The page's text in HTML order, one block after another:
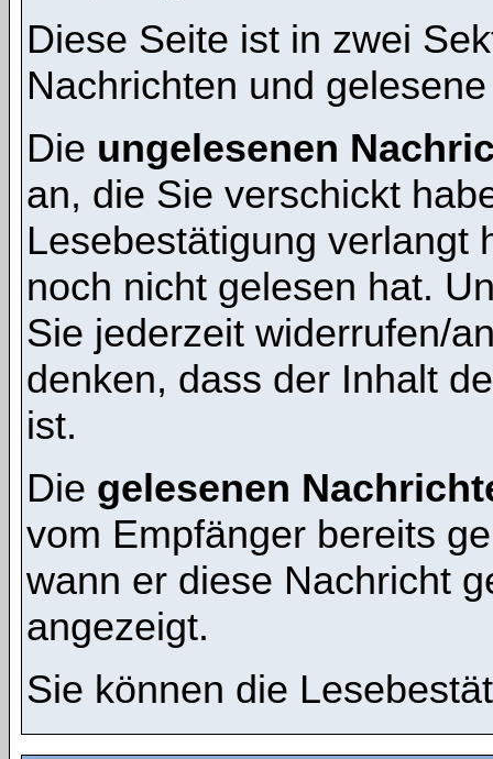
Diese Seite ist in zwei
Nachrichten und
Die ungelesenen
an, die Sie verschickt
Lesebestätigung verlangt
noch nicht gelesen hat.
Sie jederzeit widerrufen/
denken, dass der Inhalt
ist.
Die gelesenen
vom Empfänger bereits
wann er diese Nachricht
angezeigt.
Sie können die